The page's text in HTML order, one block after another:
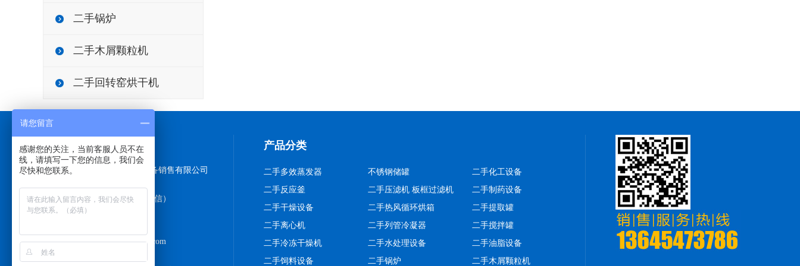
二手锅炉
二手木屑颗粒机
二手回转窑烘干机
联系方式
梁山县诚通二手化工设备销售有限公司
手机：13645473786（微信）
18766808981
邮箱：chshyouzhi@126.com
产品分类
二手多效蒸发器 不锈钢储罐
二手化工设备
二手反应釜
二手压滤机 板框过滤机
二手制药设备
二手干燥设备
二手热风循环烘箱
二手提取罐
二手离心机
二手列管冷凝器
二手搅拌罐
二手冷冻干燥机
二手水处理设备
二手油脂设备
二手饲料设备
二手锅炉 二手木屑颗粒机
请您留言
感谢您的关注，当前客服人员不在
线，请填写一下您的信息，我们会
尽快和您联系。